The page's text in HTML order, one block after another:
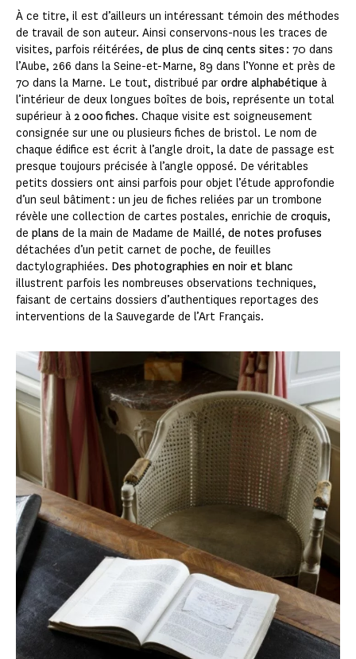
À ce titre, il est d’ailleurs un intéressant témoin des méthodes
de travail de son auteur. Ainsi conservons-nous les traces de
visites, parfois réitérées, de plus de cinq cents sites : 70 dans
l’Aube, 266 dans la Seine-et-Marne, 89 dans l’Yonne et près de
70 dans la Marne. Le tout, distribué par ordre alphabétique à
l’intérieur de deux longues boîtes de bois, représente un total
supérieur à 2 000 fiches. Chaque visite est soigneusement
consignée sur une ou plusieurs fiches de bristol. Le nom de
chaque édifice est écrit à l’angle droit, la date de passage est
presque toujours précisée à l’angle opposé. De véritables
petits dossiers ont ainsi parfois pour objet l’étude approfondie
d’un seul bâtiment : un jeu de fiches reliées par un trombone
révèle une collection de cartes postales, enrichie de croquis,
de plans de la main de Madame de Maillé, de notes profuses
détachées d’un petit carnet de poche, de feuilles
dactylographiées. Des photographies en noir et blanc
illustrent parfois les nombreuses observations techniques,
faisant de certains dossiers d’authentiques reportages des
interventions de la Sauvegarde de l’Art Français.